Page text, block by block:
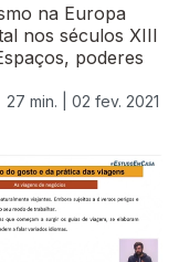
na Europa
nos séculos XIII
poderes
27 min. | 02 fev. 2021